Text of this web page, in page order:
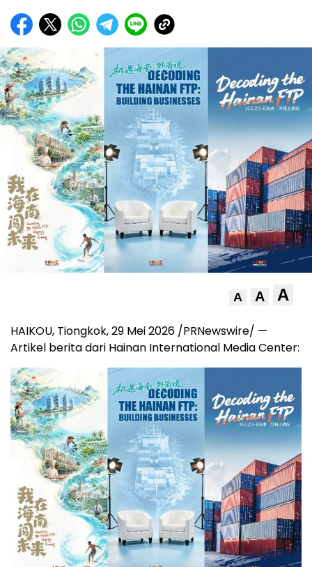
A A A
HAIKOU, Tiongkok, 29 Mei 2026 /PRNewswire/ —
Artikel berita dari Hainan International Media Center: